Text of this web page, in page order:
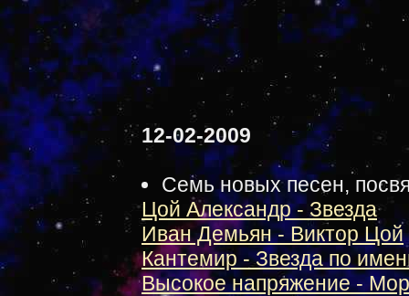
12-02-2009
Семь новых песен,
Цой Александр - Звезда
Иван Демьян - Виктор Цой
Кантемир - Звезда по
Высокое напряжение -